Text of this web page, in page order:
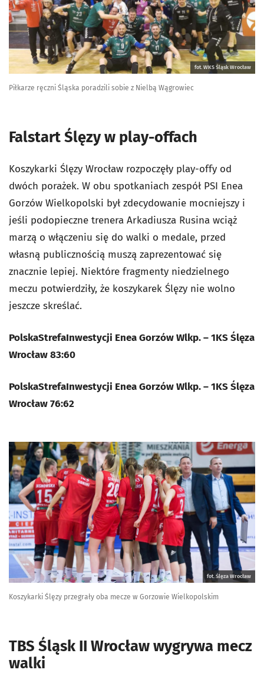
fot. WKS Śląsk Wrocław
Piłkarze ręczni Śląska poradzili sobie z Nielbą Wągrowiec
Falstart Ślęzy w play-offach
Koszykarki Ślęzy Wrocław rozpoczęły play-offy od
dwóch porażek. W obu spotkaniach zespół PSI Enea
Gorzów Wielkopolski był zdecydowanie mocniejszy i
jeśli podopieczne trenera Arkadiusza Rusina wciąż
marzą o włączeniu się do walki o medale, przed
własną publicznością muszą zaprezentować się
znacznie lepiej. Niektóre fragmenty niedzielnego
meczu potwierdziły, że koszykarek Ślęzy nie wolno
jeszcze skreślać.
PolskaStrefaInwestycji Enea Gorzów Wlkp. – 1KS Ślęza
Wrocław 83:60
PolskaStrefaInwestycji Enea Gorzów Wlkp. – 1KS Ślęza
Wrocław 76:62
fot. Ślęza Wrocław
Koszykarki Ślęzy przegrały oba mecze w Gorzowie Wielkopolskim
TBS Śląsk II Wrocław wygrywa mecz
walki